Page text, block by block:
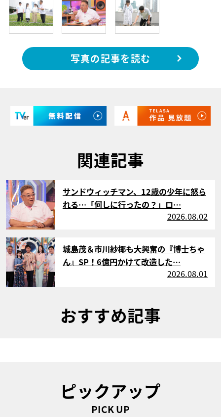
写真の記事を読む
関連記事
サムネイル
サンドウィッチマン、12歳の少年に怒ら
れる…「何しに行ったの？」ロ…
2026.08.02
サムネイル
城島茂＆市川紗椰も大興奮の『博士ちゃ
ん』SP！6億円かけて改造した…
2026.08.01
おすすめ記事
ピックアップ
PICK UP